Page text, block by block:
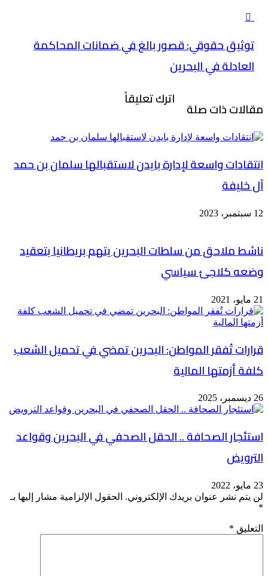
توثيق حقوقي: قصور بالغ في ضمانات المحاكمة
العادلة في البحرين
مقالات ذات صلة
انتقادات واسعة لإدارة بايدن لاستقبالها سلمان بن حمد
آل خليفة
12 سبتمبر، 2023
ناشط ملاحق من سلطات البحرين يتهم بريطانيا بتعقيد
وضعه كلاجئ سياسي
21 مايو، 2021
قرارات تُفقر المواطن: البحرين تمضي في تحميل الشعب
كلفة أزمتها المالية
26 ديسمبر، 2025
استئجار الصحافة .. الحقل الصحفي في البحرين وقواعد
الترويض
23 مايو، 2022
اترك تعليقاً
لن يتم نشر عنوان بريدك الإلكتروني. الحقول الإلزامية مشار إليها بـ
*
التعليق *